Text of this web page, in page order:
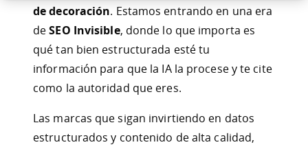
de decoración. Estamos entrando en una era
deSEO Invisible, donde lo que importa es
qué tan bien estructurada esté tu
información para que la IA la procese y te cite
como la autoridad que eres.
Las marcas que sigan invirtiendo en datos
estructurados y contenido de alta calidad,